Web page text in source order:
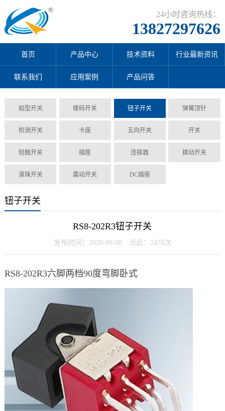
24小时咨询热线：
13827297626
首页 产品中心 技术资料 行业最新资讯
联系我们 应用案例 产品问答
船型开关 拨码开关 钮子开关 弹簧顶针
检测开关 卡座 五向开关 开关
轻触开关 插座 连接器 拨动开关
滚珠开关 震动开关 DC插座
钮子开关
RS8-202R3钮子开关
发布时间：2020-09-08 点此：2478次
RS8-202R3六脚两档90度弯脚卧式